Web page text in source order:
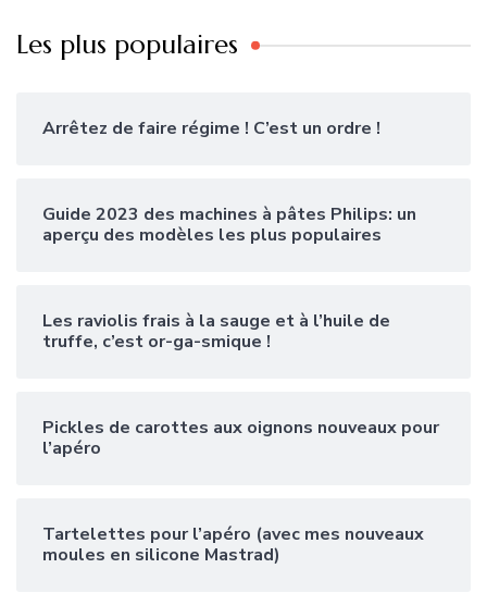
Les plus populaires
Arrêtez de faire régime ! C’est un ordre !
Guide 2023 des machines à pâtes Philips: un
aperçu des modèles les plus populaires
Les raviolis frais à la sauge et à l’huile de
truffe, c’est or-ga-smique !
Pickles de carottes aux oignons nouveaux pour
l’apéro
Tartelettes pour l’apéro (avec mes nouveaux
moules en silicone Mastrad)